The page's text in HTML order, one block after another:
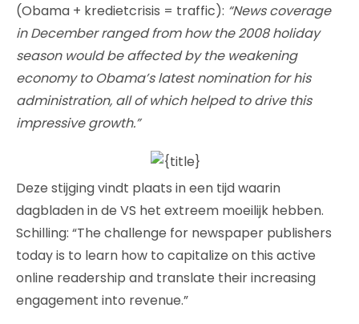
(Obama + kredietcrisis = traffic): “News coverage
in December ranged from how the 2008 holiday
season would be affected by the weakening
economy to Obama’s latest nomination for his
administration, all of which helped to drive this
impressive growth.”
Deze stijging vindt plaats in een tijd waarin
dagbladen in de VS het extreem moeilijk hebben.
Schilling: “The challenge for newspaper publishers
today is to learn how to capitalize on this active
online readership and translate their increasing
engagement into revenue.”